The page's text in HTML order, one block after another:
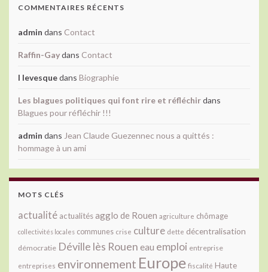
COMMENTAIRES RÉCENTS
admin dans Contact
Raffin-Gaydans Contact
l levesquedans Biographie
Les blagues politiques qui font rire et réfléchirdans
Blagues pour réfléchir !!!
admin dans Jean Claude Guezennec nous a quittés :
hommage à un ami
MOTS CLÉS
actualité actualitésagglo de Rouen agriculture chômage
collectivités locales communes crise culture dette décentralisation
démocratie Déville lès Rouen eau emploi entreprise
entreprises environnement Europe fiscalité Haute